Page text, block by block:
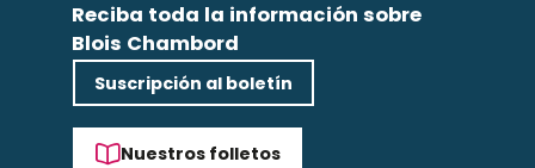
Reciba toda la información sobre
Blois Chambord
Suscripción al boletín
Nuestros folletos